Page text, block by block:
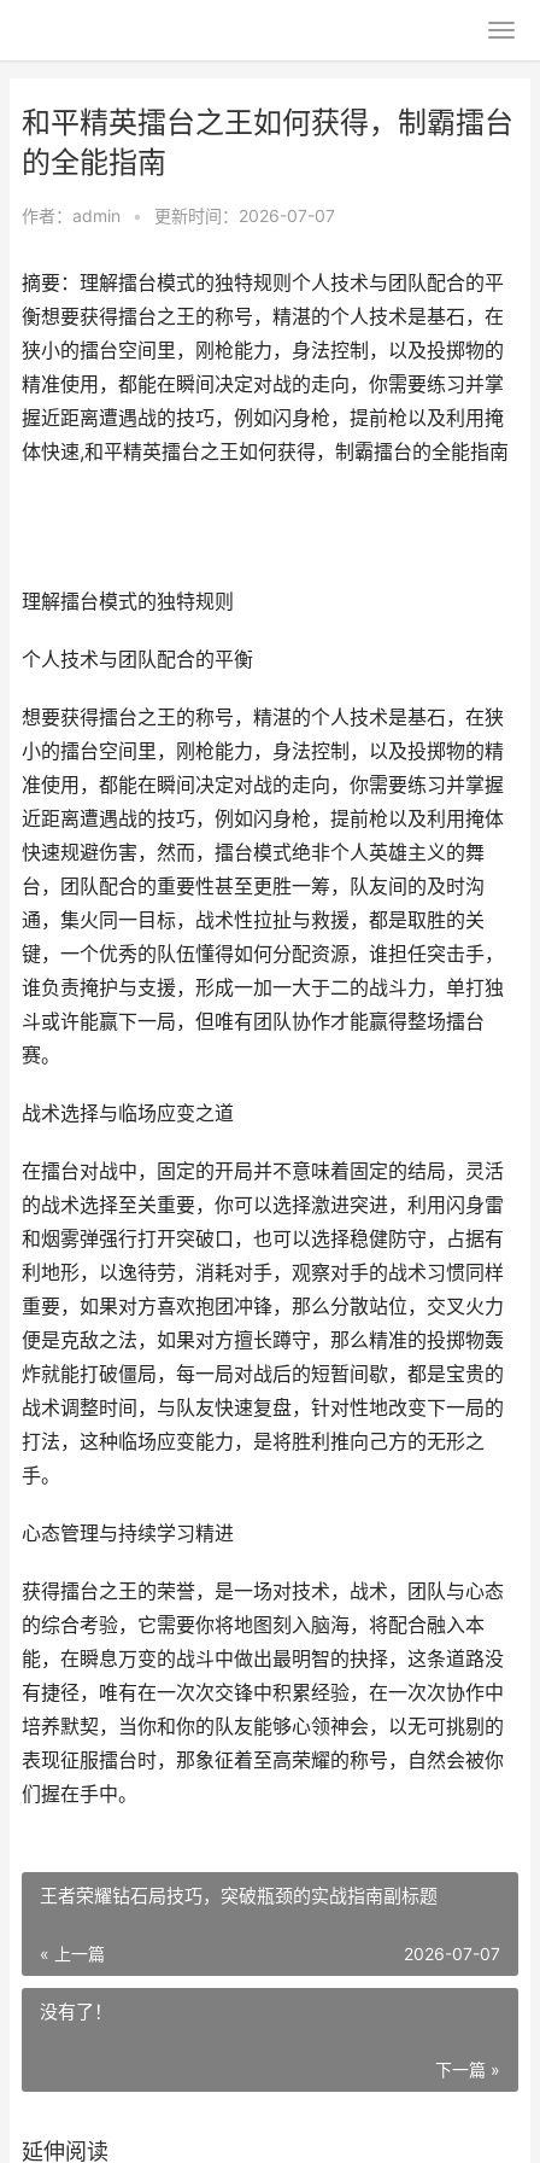
和平精英擂台之王如何获得，制霸擂台
的全能指南
作者： admin • 更新时间：2026-07-07
摘要：理解擂台模式的独特规则个人技术与团队配合的平
衡想要获得擂台之王的称号，精湛的个人技术是基石，在
狭小的擂台空间里，刚枪能力，身法控制，以及投掷物的
精准使用，都能在瞬间决定对战的走向，你需要练习并掌
握近距离遭遇战的技巧，例如闪身枪，提前枪以及利用掩
体快速,和平精英擂台之王如何获得，制霸擂台的全能指南
理解擂台模式的独特规则
个人技术与团队配合的平衡
想要获得擂台之王的称号，精湛的个人技术是基石，在狭
小的擂台空间里，刚枪能力，身法控制，以及投掷物的精
准使用，都能在瞬间决定对战的走向，你需要练习并掌握
近距离遭遇战的技巧，例如闪身枪，提前枪以及利用掩体
快速规避伤害，然而，擂台模式绝非个人英雄主义的舞
台，团队配合的重要性甚至更胜一筹，队友间的及时沟
通，集火同一目标，战术性拉扯与救援，都是取胜的关
键，一个优秀的队伍懂得如何分配资源，谁担任突击手，
谁负责掩护与支援，形成一加一大于二的战斗力，单打独
斗或许能赢下一局，但唯有团队协作才能赢得整场擂台
赛。
战术选择与临场应变之道
在擂台对战中，固定的开局并不意味着固定的结局，灵活
的战术选择至关重要，你可以选择激进突进，利用闪身雷
和烟雾弹强行打开突破口，也可以选择稳健防守，占据有
利地形，以逸待劳，消耗对手，观察对手的战术习惯同样
重要，如果对方喜欢抱团冲锋，那么分散站位，交叉火力
便是克敌之法，如果对方擅长蹲守，那么精准的投掷物轰
炸就能打破僵局，每一局对战后的短暂间歇，都是宝贵的
战术调整时间，与队友快速复盘，针对性地改变下一局的
打法，这种临场应变能力，是将胜利推向己方的无形之
手。
心态管理与持续学习精进
获得擂台之王的荣誉，是一场对技术，战术，团队与心态
的综合考验，它需要你将地图刻入脑海，将配合融入本
能，在瞬息万变的战斗中做出最明智的抉择，这条道路没
有捷径，唯有在一次次交锋中积累经验，在一次次协作中
培养默契，当你和你的队友能够心领神会，以无可挑剔的
表现征服擂台时，那象征着至高荣耀的称号，自然会被你
们握在手中。
王者荣耀钻石局技巧，突破瓶颈的实战指南副标题
« 上一篇 2026-07-07
没有了！
下一篇 »
延伸阅读